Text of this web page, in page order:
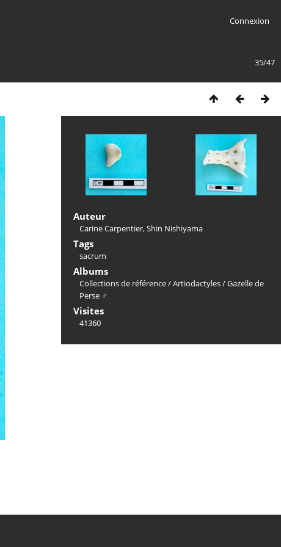
Connexion
35/47
Auteur
Carine Carpentier, Shin Nishiyama
Tags
sacrum
Albums
Collections de référence/Artiodactyles/Gazelle de
Perse ♂
Visites
41360